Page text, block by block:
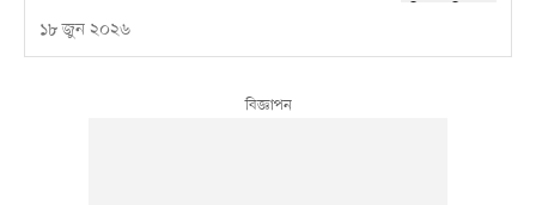
১৮ জুন ২০২৬